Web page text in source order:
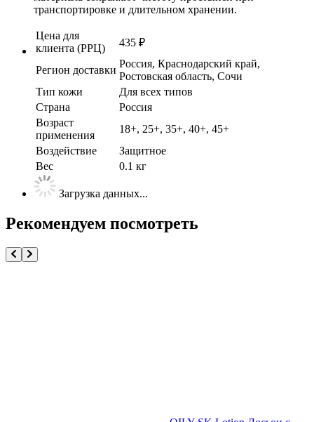
транспортировке и длительном хранении.
Цена для
клиента (РРЦ)
435 ₽
Регион доставки
Россия, Краснодарский край,
Ростовская область, Сочи
Тип кожи
Для всех типов
Страна
Россия
Возраст
применения
18+, 25+, 35+, 40+, 45+
Воздействие
Защитное
Вес
0.1 кг
Загрузка данных...
Рекомендуем посмотреть